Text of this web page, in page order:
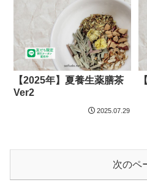
【2025年】夏養生薬膳茶
Ver2
2025.07.29
次のペ